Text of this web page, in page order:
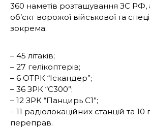
360 наметів розташування ЗС РФ,
об’єкт ворожої військової та
зокрема:
– 45 літаків;
– 27 гелікоптерів;
– 6 ОТРК “Іскандер”;
– 36 ЗРК “С300”;
– 12 ЗРК “Панцирь С1”;
– 11 радіолокаційних станцій та
переправ.